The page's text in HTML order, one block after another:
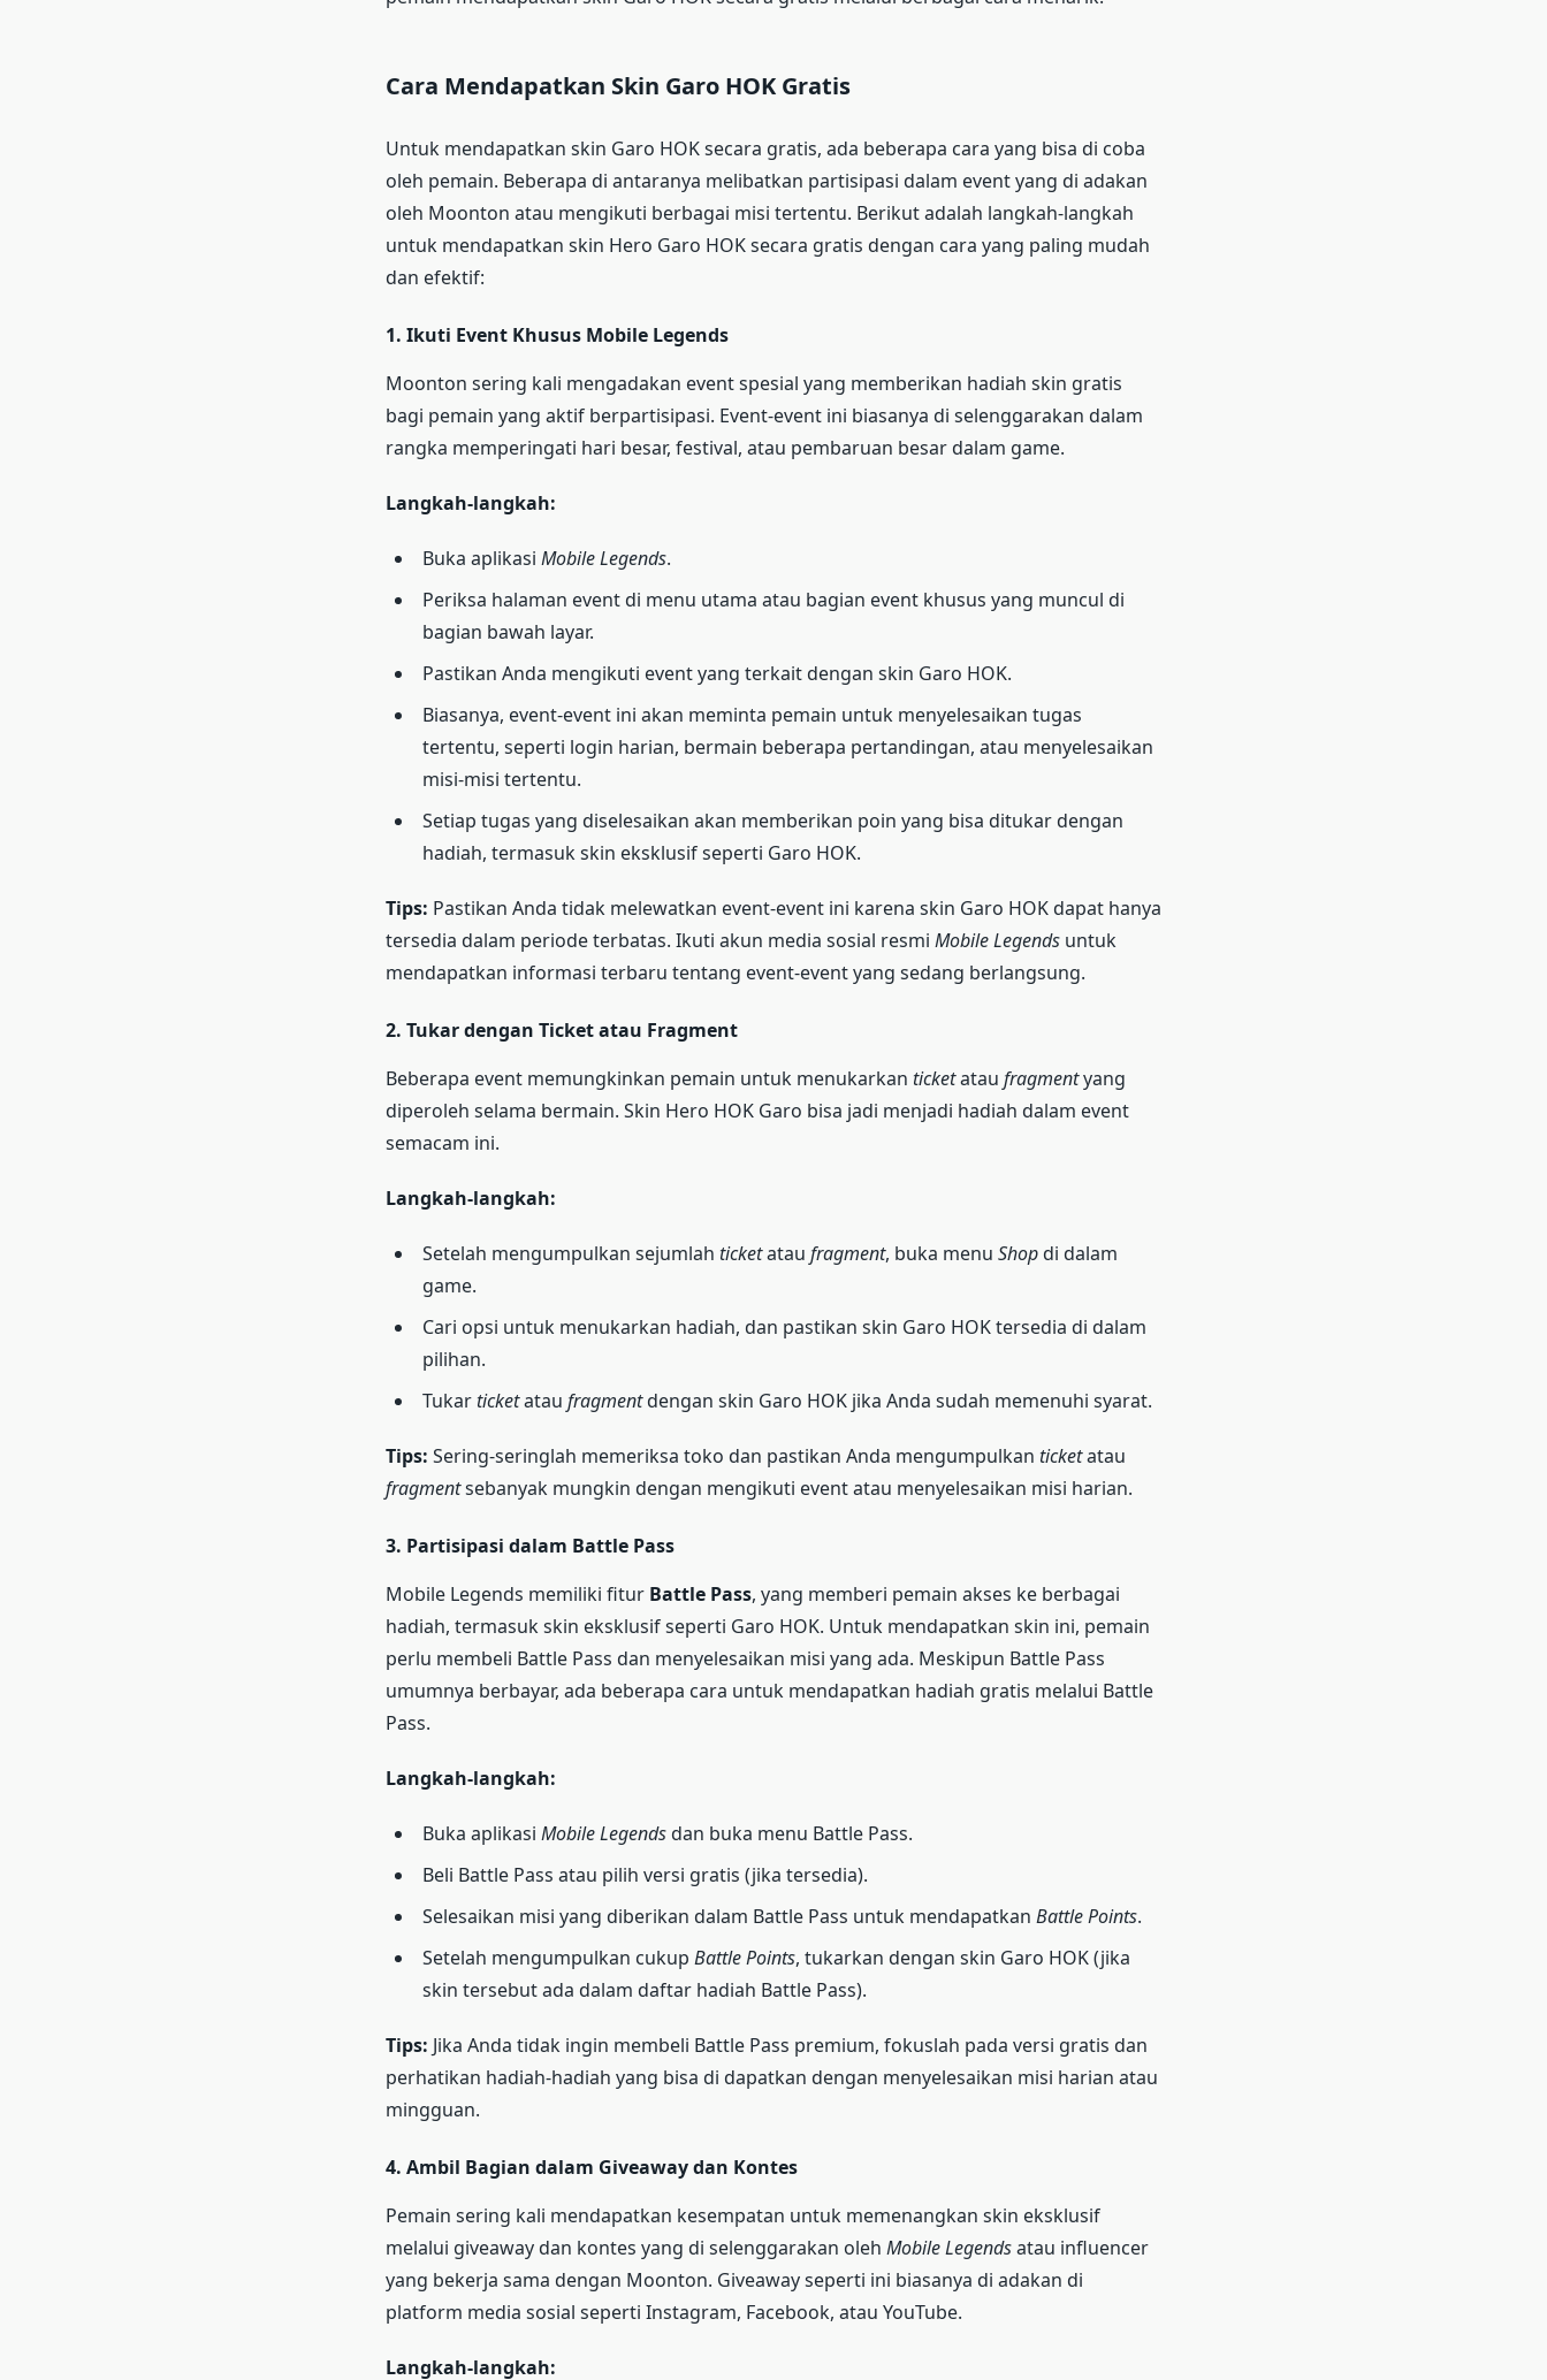
Cara Mendapatkan Skin Garo HOK Gratis
Untuk mendapatkan skin Garo HOK secara gratis, ada beberapa cara yang bisa di coba
oleh pemain. Beberapa di antaranya melibatkan partisipasi dalam event yang di adakan
oleh Moonton atau mengikuti berbagai misi tertentu. Berikut adalah langkah-langkah
untuk mendapatkan skin Hero Garo HOK secara gratis dengan cara yang paling mudah
dan efektif:
1. Ikuti Event Khusus Mobile Legends
Moonton sering kali mengadakan event spesial yang memberikan hadiah skin gratis
bagi pemain yang aktif berpartisipasi. Event-event ini biasanya di selenggarakan dalam
rangka memperingati hari besar, festival, atau pembaruan besar dalam game.
Langkah-langkah:
Buka aplikasi Mobile Legends.
Periksa halaman event di menu utama atau bagian event khusus yang muncul di
bagian bawah layar.
Pastikan Anda mengikuti event yang terkait dengan skin Garo HOK.
Biasanya, event-event ini akan meminta pemain untuk menyelesaikan tugas
tertentu, seperti login harian, bermain beberapa pertandingan, atau menyelesaikan
misi-misi tertentu.
Setiap tugas yang diselesaikan akan memberikan poin yang bisa ditukar dengan
hadiah, termasuk skin eksklusif seperti Garo HOK.
Tips: Pastikan Anda tidak melewatkan event-event ini karena skin Garo HOK dapat hanya
tersedia dalam periode terbatas. Ikuti akun media sosial resmi Mobile Legendsuntuk
mendapatkan informasi terbaru tentang event-event yang sedang berlangsung.
2. Tukar dengan Ticket atau Fragment
Beberapa event memungkinkan pemain untuk menukarkan ticketatau fragmentyang
diperoleh selama bermain. Skin Hero HOK Garo bisa jadi menjadi hadiah dalam event
semacam ini.
Langkah-langkah:
Setelah mengumpulkan sejumlah ticketatau fragment, buka menu Shopdi dalam
game.
Cari opsi untuk menukarkan hadiah, dan pastikan skin Garo HOK tersedia di dalam
pilihan.
Tukarticketatau fragmentdengan skin Garo HOK jika Anda sudah memenuhi syarat.
Tips: Sering-seringlah memeriksa toko dan pastikan Anda mengumpulkan ticketatau
fragmentsebanyak mungkin dengan mengikuti event atau menyelesaikan misi harian.
3. Partisipasi dalam Battle Pass
Mobile Legends memiliki fitur Battle Pass, yang memberi pemain akses ke berbagai
hadiah, termasuk skin eksklusif seperti Garo HOK. Untuk mendapatkan skin ini, pemain
perlu membeli Battle Pass dan menyelesaikan misi yang ada. Meskipun Battle Pass
umumnya berbayar, ada beberapa cara untuk mendapatkan hadiah gratis melalui Battle
Pass.
Langkah-langkah:
Buka aplikasi Mobile Legendsdan buka menu Battle Pass.
Beli Battle Pass atau pilih versi gratis (jika tersedia).
Selesaikan misi yang diberikan dalam Battle Pass untuk mendapatkan Battle Points.
Setelah mengumpulkan cukup Battle Points, tukarkan dengan skin Garo HOK (jika
skin tersebut ada dalam daftar hadiah Battle Pass).
Tips: Jika Anda tidak ingin membeli Battle Pass premium, fokuslah pada versi gratis dan
perhatikan hadiah-hadiah yang bisa di dapatkan dengan menyelesaikan misi harian atau
mingguan.
4. Ambil Bagian dalam Giveaway dan Kontes
Pemain sering kali mendapatkan kesempatan untuk memenangkan skin eksklusif
melalui giveaway dan kontes yang di selenggarakan oleh Mobile Legendsatau influencer
yang bekerja sama dengan Moonton. Giveaway seperti ini biasanya di adakan di
platform media sosial seperti Instagram, Facebook, atau YouTube.
Langkah-langkah: